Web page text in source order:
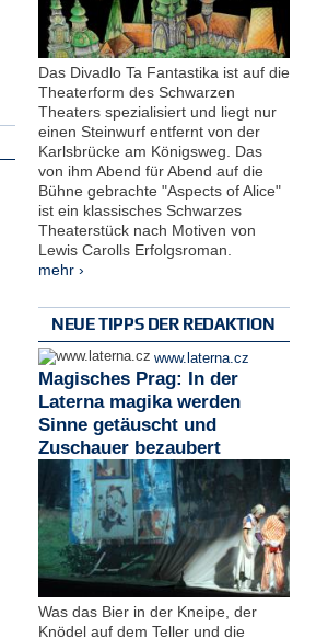
Das Divadlo Ta Fantastika ist auf die
Theaterform des Schwarzen
Theaters spezialisiert und liegt nur
einen Steinwurf entfernt von der
Karlsbrücke am Königsweg. Das
von ihm Abend für Abend auf die
Bühne gebrachte "Aspects of Alice"
ist ein klassisches Schwarzes
Theaterstück nach Motiven von
Lewis Carolls Erfolgsroman.
mehr ›
NEUE TIPPS DER REDAKTION
www.laterna.cz
Magisches Prag: In der
Laterna magika werden
Sinne getäuscht und
Zuschauer bezaubert
Was das Bier in der Kneipe, der
Knödel auf dem Teller und die